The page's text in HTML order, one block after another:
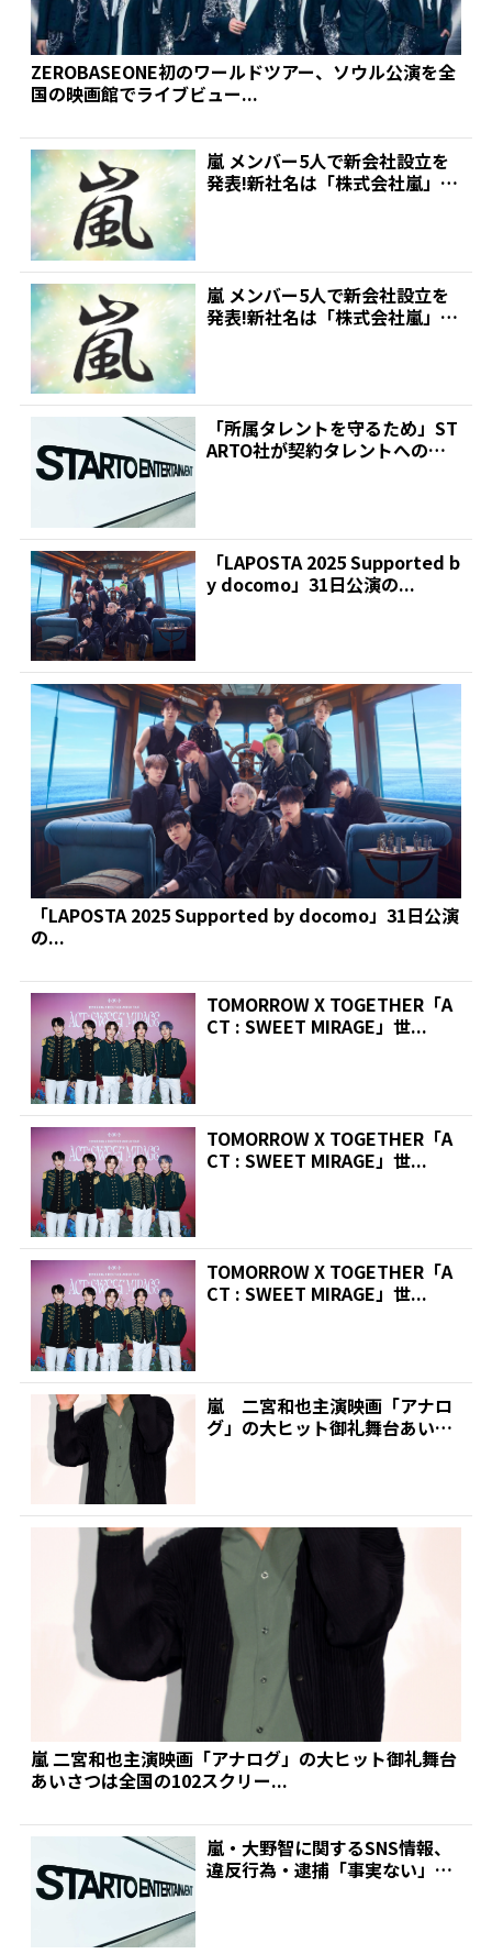
ZEROBASEONE初のワールドツアー、ソウル公演を全
国の映画館でライブビュー...
嵐 メンバー5人で新会社設立を
発表!新社名は「株式会社嵐」 |
嵐 メンバー5人で新会社設立を
発表!新社名は「株式会社嵐」 |
「所属タレントを守るため」ST
ARTO社が契約タレントへの権
「LAPOSTA 2025 Supported b
y docomo」31日公演の...
「LAPOSTA 2025 Supported by docomo」31日公演
の...
TOMORROW X TOGETHER「A
CT : SWEET MIRAGE」世...
TOMORROW X TOGETHER「A
CT : SWEET MIRAGE」世...
TOMORROW X TOGETHER「A
CT : SWEET MIRAGE」世...
嵐 二宮和也主演映画「アナロ
グ」の大ヒット御礼舞台あいさ
嵐 二宮和也主演映画「アナログ」の大ヒット御礼舞台
あいさつは全国の102スクリー...
嵐・大野智に関するSNS情報、
違反行為・逮捕「事実ない」